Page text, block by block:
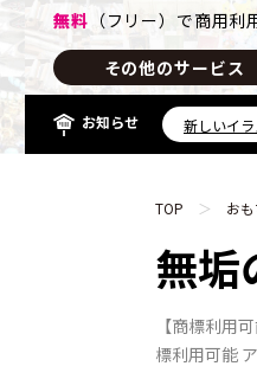
無料 （フリー）で商用利
その他のサービス
お知らせ 新しいイ
TOP お
無垢
【商標利用
標利用可能